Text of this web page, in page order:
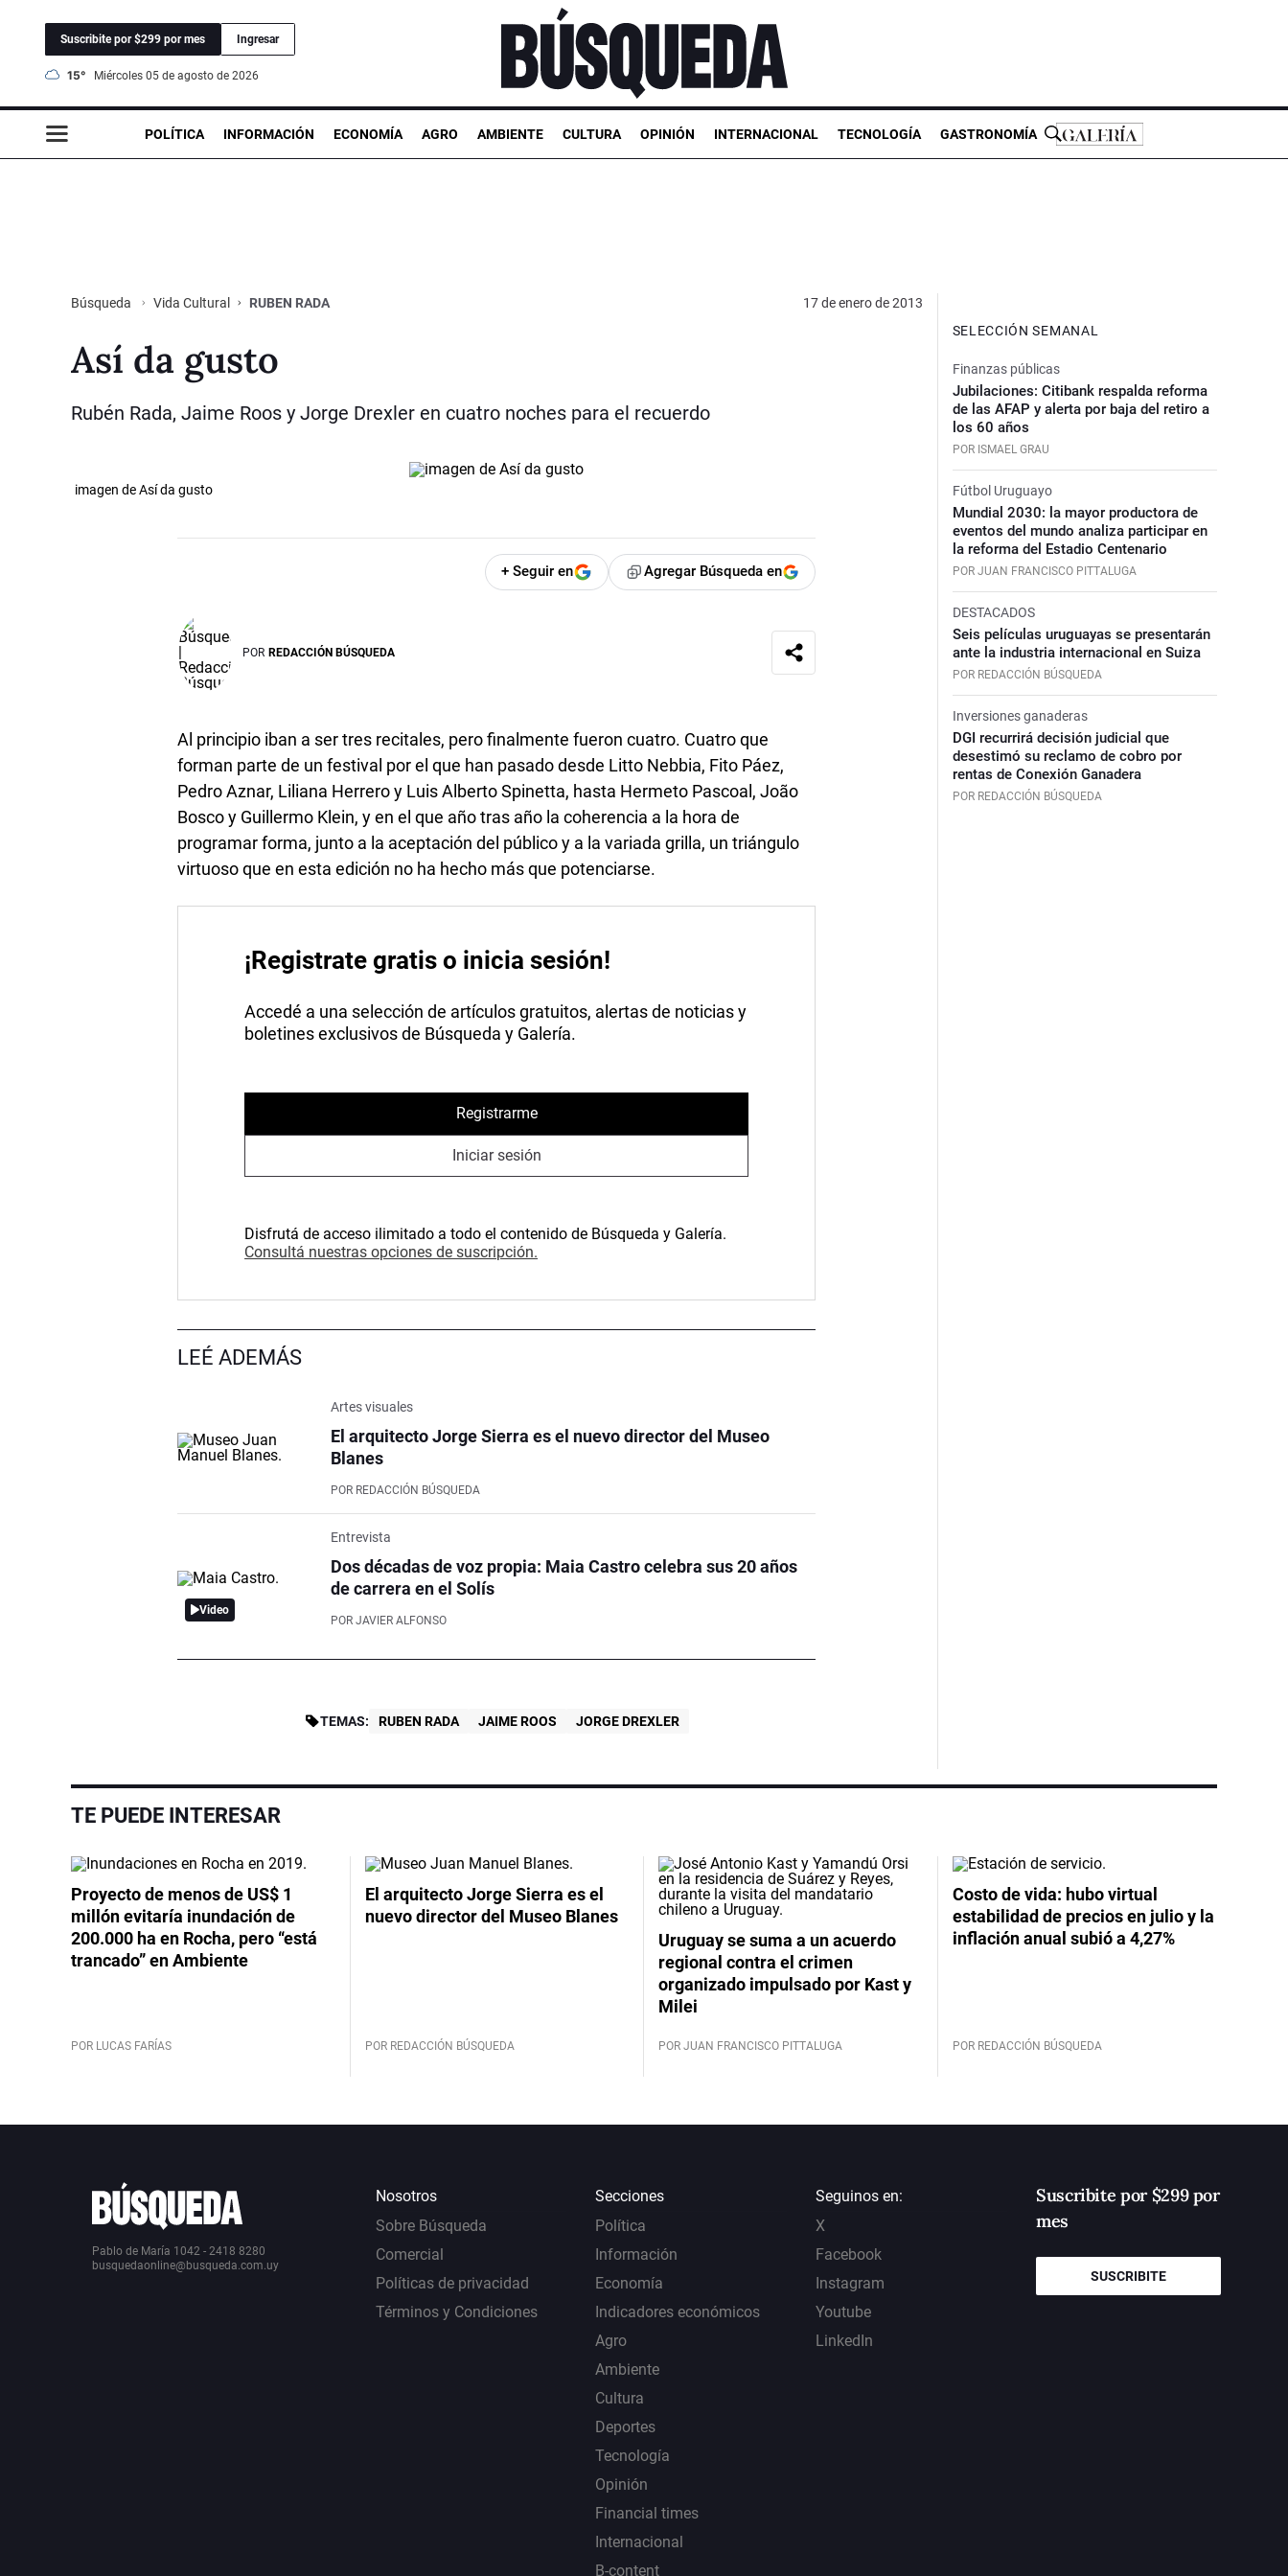
Suscribite por $299 por mes Ingresar
15° miércoles 05 de agosto de 2026
POLÍTICA INFORMACIÓN ECONOMÍA AGRO AMBIENTE CULTURA OPINIÓN INTERNACIONAL TECNOLOGÍA GASTRONOMÍA
Búsqueda Vida Cultural RUBEN RADA 17 de enero de 2013
Así da gusto
Rubén Rada, Jaime Roos y Jorge Drexler en cuatro noches para el recuerdo
imagen de Así da gusto
+ Seguir en Agregar Búsqueda en
POR REDACCIÓN BÚSQUEDA
Al principio iban a ser tres recitales, pero finalmente fueron cuatro. Cuatro que
forman parte de un festival por el que han pasado desde Litto Nebbia, Fito Páez,
Pedro Aznar, Liliana Herrero y Luis Alberto Spinetta, hasta Hermeto Pascoal, João
Bosco y Guillermo Klein, y en el que año tras año la coherencia a la hora de
programar forma, junto a la aceptación del público y a la variada grilla, un triángulo
virtuoso que en esta edición no ha hecho más que potenciarse.
¡Registrate gratis o inicia sesión!
Accedé a una selección de artículos gratuitos, alertas de noticias y
boletines exclusivos de Búsqueda y Galería.
Registrarme
Iniciar sesión
Disfrutá de acceso ilimitado a todo el contenido de Búsqueda y Galería.
Consultá nuestras opciones de suscripción.
LEÉ ADEMÁS
Artes visuales
El arquitecto Jorge Sierra es el nuevo director del Museo
Blanes
POR REDACCIÓN BÚSQUEDA
Video
Entrevista
Dos décadas de voz propia: Maia Castro celebra sus 20 años
de carrera en el Solís
POR JAVIER ALFONSO
TEMAS: RUBEN RADA JAIME ROOS JORGE DREXLER
SELECCIÓN SEMANAL
Finanzas públicas
Jubilaciones: Citibank respalda reforma
de las AFAP y alerta por baja del retiro a
los 60 años
POR ISMAEL GRAU
Fútbol Uruguayo
Mundial 2030: la mayor productora de
eventos del mundo analiza participar en
la reforma del Estadio Centenario
POR JUAN FRANCISCO PITTALUGA
DESTACADOS
Seis películas uruguayas se presentarán
ante la industria internacional en Suiza
POR REDACCIÓN BÚSQUEDA
Inversiones ganaderas
DGI recurrirá decisión judicial que
desestimó su reclamo de cobro por
rentas de Conexión Ganadera
POR REDACCIÓN BÚSQUEDA
TE PUEDE INTERESAR
Proyecto de menos de US$ 1
millón evitaría inundación de
200.000 ha en Rocha, pero “está
trancado” en Ambiente
POR LUCAS FARÍAS
El arquitecto Jorge Sierra es el
nuevo director del Museo Blanes
POR REDACCIÓN BÚSQUEDA
Uruguay se suma a un acuerdo
regional contra el crimen
organizado impulsado por Kast y
Milei
POR JUAN FRANCISCO PITTALUGA
Costo de vida: hubo virtual
estabilidad de precios en julio y la
inflación anual subió a 4,27%
POR REDACCIÓN BÚSQUEDA
Pablo de María 1042 - 2418 8280
busquedaonline@busqueda.com.uy
Nosotros
Sobre Búsqueda
Comercial
Políticas de privacidad
Términos y Condiciones
Secciones
Política
Información
Economía
Indicadores económicos
Agro
Ambiente
Cultura
Deportes
Tecnología
Opinión
Financial times
Internacional
B-content
Seguinos en:
X
Facebook
Instagram
Youtube
LinkedIn
Suscribite por $299 por
mes
SUSCRIBITE